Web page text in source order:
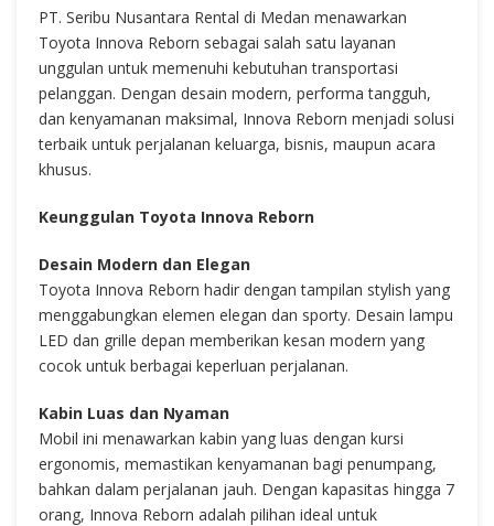
PT. Seribu Nusantara Rental di Medan menawarkan
Toyota Innova Reborn sebagai salah satu layanan
unggulan untuk memenuhi kebutuhan transportasi
pelanggan. Dengan desain modern, performa tangguh,
dan kenyamanan maksimal, Innova Reborn menjadi solusi
terbaik untuk perjalanan keluarga, bisnis, maupun acara
khusus.
Keunggulan Toyota Innova Reborn
Desain Modern dan Elegan
Toyota Innova Reborn hadir dengan tampilan stylish yang
menggabungkan elemen elegan dan sporty. Desain lampu
LED dan grille depan memberikan kesan modern yang
cocok untuk berbagai keperluan perjalanan.
Kabin Luas dan Nyaman
Mobil ini menawarkan kabin yang luas dengan kursi
ergonomis, memastikan kenyamanan bagi penumpang,
bahkan dalam perjalanan jauh. Dengan kapasitas hingga 7
orang, Innova Reborn adalah pilihan ideal untuk